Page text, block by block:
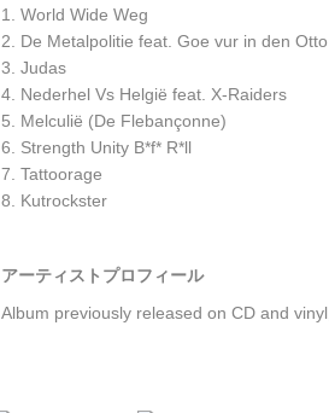
1. World Wide Weg
2. De Metalpolitie feat. Goe vur in den Otto
3. Judas
4. Nederhel Vs Helgië feat. X-Raiders
5. Melculië (De Flebançonne)
6. Strength Unity B*f* R*ll
7. Tattoorage
8. Kutrockster
アーティストプロフィール
Album previously released on CD and